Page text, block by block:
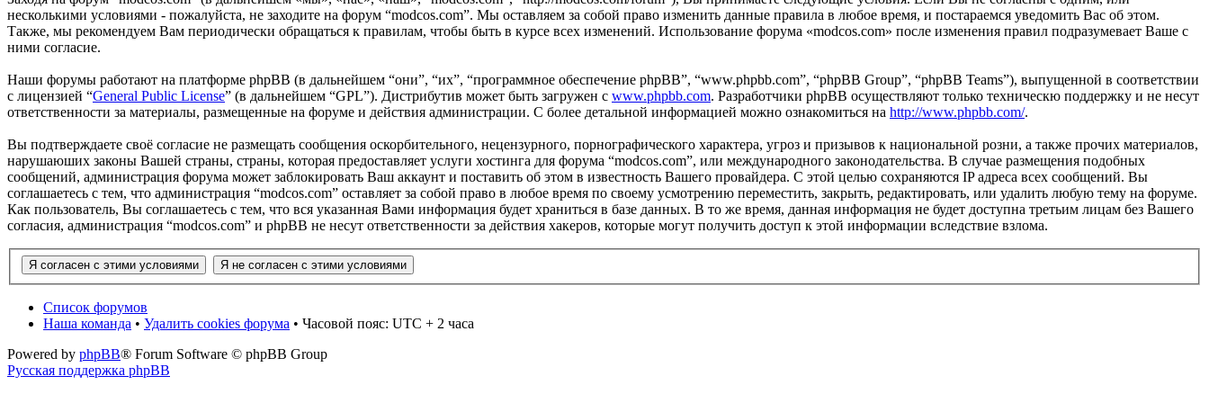
несколькими условиями - пожалуйста, не заходите на форум “modcos.com”. Мы оставляем за собой право изменить данные правила в любое время, и постараемся уведомить Вас об этом.
Также, мы рекомендуем Вам периодически обращаться к правилам, чтобы быть в курсе всех изменений. Использование форума «modcos.com» после изменения правил подразумевает Ваше с
ними согласие.
Наши форумы работают на платформе phpBB (в дальнейшем “они”, “их”, “программное обеспечение phpBB”, “www.phpbb.com”, “phpBB Group”, “phpBB Teams”), выпущенной в соответствии
с лицензией “General Public License” (в дальнейшем “GPL”). Дистрибутив может быть загружен с www.phpbb.com. Разработчики phpBB осуществляют только техническю поддержку и не несут
ответственности за материалы, размещенные на форуме и действия администрации. С более детальной информацией можно ознакомиться на http://www.phpbb.com/.
Вы подтверждаете своё согласие не размещать сообщения оскорбительного, нецензурного, порнографического характера, угроз и призывов к национальной розни, а также прочих материалов,
нарушаюших законы Вашей страны, страны, которая предоставляет услуги хостинга для форума “modcos.com”, или международного законодательства. В случае размещения подобных
сообщений, администрация форума может заблокировать Ваш аккаунт и поставить об этом в известность Вашего провайдера. С этой целью сохраняются IP адреса всех сообщений. Вы
соглашаетесь с тем, что администрация “modcos.com” оставляет за собой право в любое время по своему усмотрению переместить, закрыть, редактировать, или удалить любую тему на форуме.
Как пользователь, Вы соглашаетесь с тем, что вся указанная Вами информация будет храниться в базе данных. В то же время, данная информация не будет доступна третьим лицам без Вашего
согласия, администрация “modcos.com” и phpBB не несут ответственности за действия хакеров, которые могут получить доступ к этой информации вследствие взлома.
Список форумов
Наша команда • Удалить cookies форума • Часовой пояс: UTC + 2 часа
Powered by phpBB® Forum Software © phpBB Group
Русская поддержка phpBB